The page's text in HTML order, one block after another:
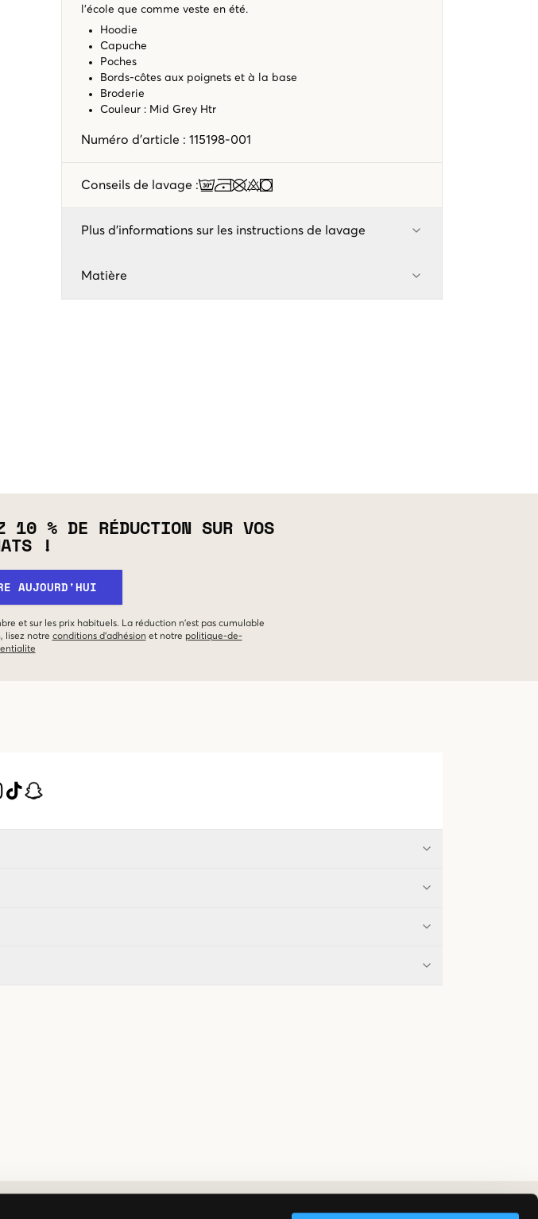
l'école que comme veste en été.
Hoodie
Capuche
Poches
Bords-côtes aux poignets et à la base
Broderie
Couleur : Mid Grey Htr
Numéro d'article : 115198-001
Conseils de lavage :
Plus d'informations sur les instructions de lavage
Matière
10 % DE RÉDUCTION SUR VOS
!
AUJOURD'HUI
et sur les prix habituels. La réduction n'est pas cumulable
lisez notre conditions d'adhésion et notre politique-de-